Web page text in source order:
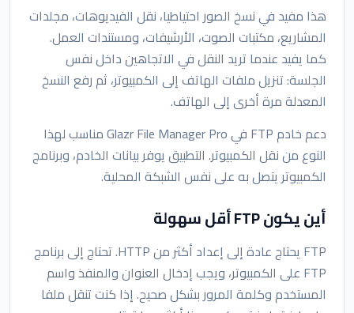
هذا مفيد في نسخ الصور احتياطيا، نقل الفيديوهات، مجلدات
المشاريع، مكتبات الصوت، الأرشيفات، ومستندات العمل.
كما يفيد عندما تريد النقل في الاتجاهين داخل نفس
الجلسة: تنزيل ملفات الهاتف إلى الكمبيوتر، ثم رفع النسخ
المعدلة مرة أخرى إلى الهاتف.
دعم خادم FTP في Glazr File Manager Pro مناسب لهذا
النوع من نقل الكمبيوتر. التطبيق يوفر بيانات الخادم، وبرنامج
الكمبيوتر يتصل به على نفس الشبكة المحلية.
أين يكون FTP أقل سهولة
FTP يحتاج عادة إلى إعداد أكثر من HTTP. تحتاج إلى برنامج
FTP على الكمبيوتر، ويجب إدخال العنوان والمنفذ واسم
المستخدم وكلمة المرور بشكل صحيح. إذا كنت تنقل ملفا